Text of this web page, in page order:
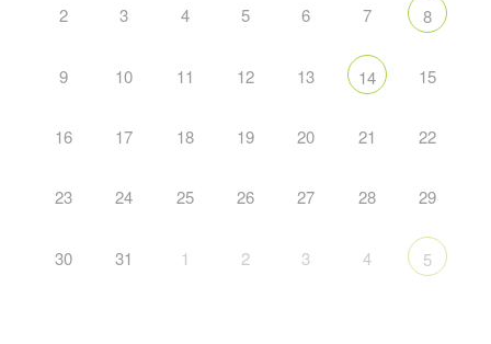
2 3 4 5 6 7 8
9 10 11 12 13 14 15
16 17 18 19 20 21 22
23 24 25 26 27 28 29
30 31 1 2 3 4 5